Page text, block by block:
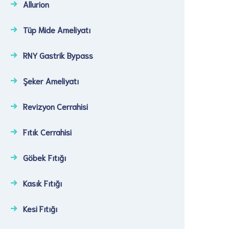
Allurion
Tüp Mide Ameliyatı
RNY Gastrik Bypass
Şeker Ameliyatı​
Revizyon Cerrahisi​
Fıtık Cerrahisi​
Göbek Fıtığı​
Kasık Fıtığı​
Kesi Fıtığı​